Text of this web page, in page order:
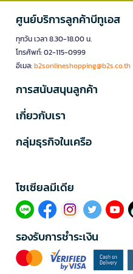
ศูนย์บริการลูกค้าบีทูเอส
ทุกวัน เวลา 8.30-18.00 น.
โทรศัพท์: 02-115-0999
อีเมล:b2sonlineshopping@b2s.co.th
การสนับสนุนลูกค้า
เกี่ยวกับเรา
กลุ่มธุรกิจในเครือ
โซเซียลมีเดีย​
รองรับการชำระเงิน